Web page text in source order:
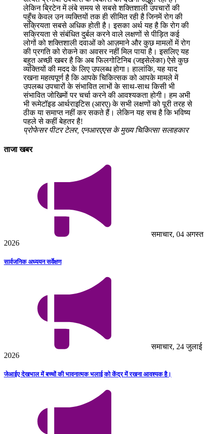
लेकिन ब्रिटेन में लंबे समय से सबसे शक्तिशाली उपचारों की
पहुँच केवल उन व्यक्तियों तक ही सीमित रही है जिनमें रोग की
सक्रियता सबसे अधिक होती है। इसका अर्थ यह है कि रोग की
सक्रियता से संबंधित दुर्बल करने वाले लक्षणों से पीड़ित कई
लोगों को शक्तिशाली दवाओं को आज़माने और कुछ मामलों में रोग
की प्रगति को रोकने का अवसर नहीं मिल पाया है। इसलिए यह
बहुत अच्छी खबर है कि अब फिलगोटिनिब (जइसेलेका) ऐसे कुछ
व्यक्तियों की मदद के लिए उपलब्ध होगा। हालांकि, यह याद
रखना महत्वपूर्ण है कि आपके चिकित्सक को आपके मामले में
उपलब्ध उपचारों के संभावित लाभों के साथ-साथ किसी भी
संभावित जोखिमों पर चर्चा करने की आवश्यकता होगी। हम अभी
भी रूमेटॉइड आर्थराइटिस (आरए) के सभी लक्षणों को पूरी तरह से
ठीक या समाप्त नहीं कर सकते हैं। लेकिन यह सच है कि भविष्य
पहले से कहीं बेहतर है!
प्रोफेसर पीटर टेलर, एनआरएएस के मुख्य चिकित्सा सलाहकार
ताजा खबर
समाचार, 04 अगस्त
2026
सार्वजनिक अध्ययन सर्वेक्षण
समाचार, 24 जुलाई
2026
जेआईए देखभाल में बच्चों की भावनात्मक भलाई को केंद्र में रखना आवश्यक है।